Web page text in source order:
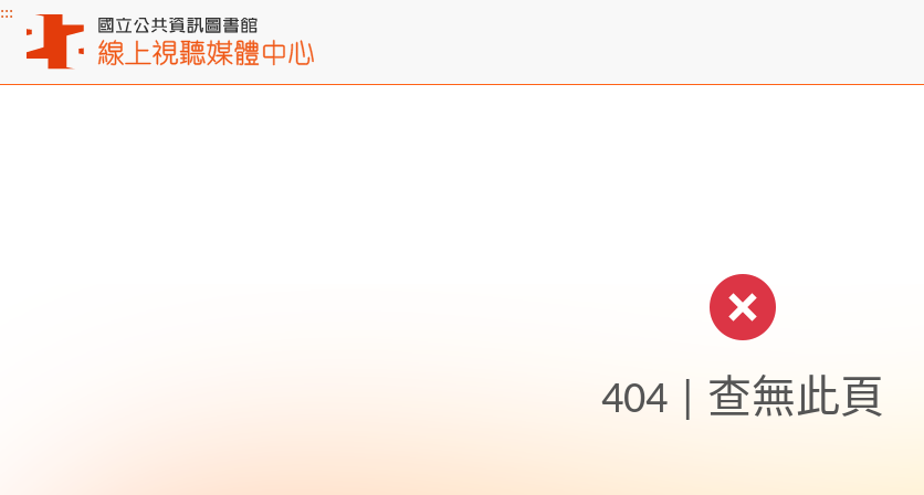
主要內容區塊
:::
404 | 查無此頁